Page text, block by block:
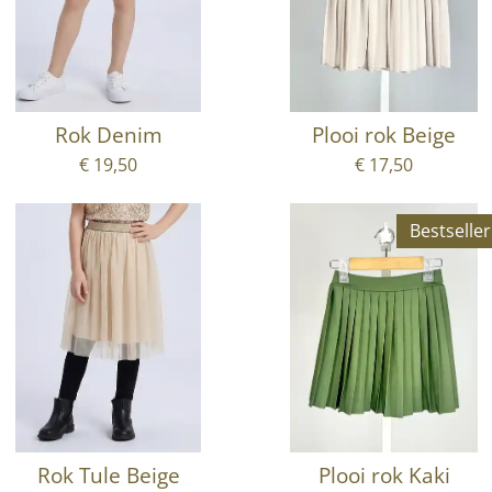
Rok Denim
€ 19,50
Plooi rok Beige
€ 17,50
Rok Tule Beige Plooi rok Kaki